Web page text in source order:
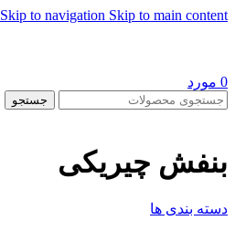
Skip to navigation Skip to main content
0 مورد
جستجو
بنفش چیریکی
دسته بندی ها